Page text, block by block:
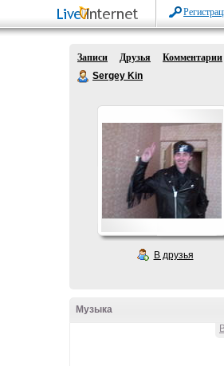
Записи Друзья
Комментарии
Sergey Kin
В друзья
Музыка